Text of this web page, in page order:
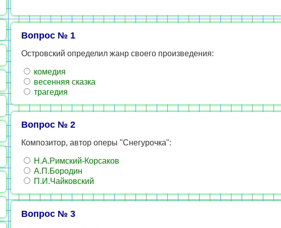
Вопрос № 1
Островский определил жанр своего произведения:
комедия
весенняя сказка
трагедия
Вопрос № 2
Композитор, автор оперы "Снегурочка":
Н.А.Римский-Корсаков
А.П.Бородин
П.И.Чайковский
Вопрос № 3